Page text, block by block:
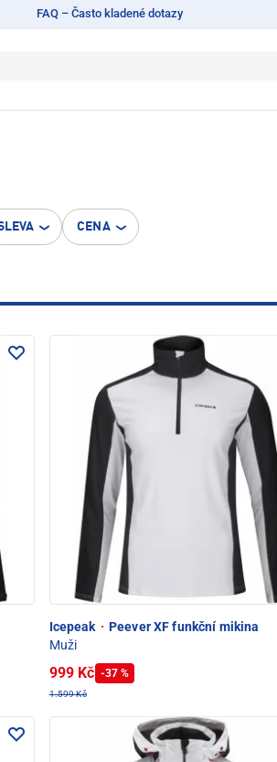
FAQ – Často kladené dotazy
CENA
Icepeak · Peever XF funkční mikina
Muži
999 Kč -37 %
1.599 Kč